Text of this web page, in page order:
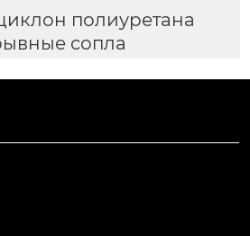
полиуретана
сопла